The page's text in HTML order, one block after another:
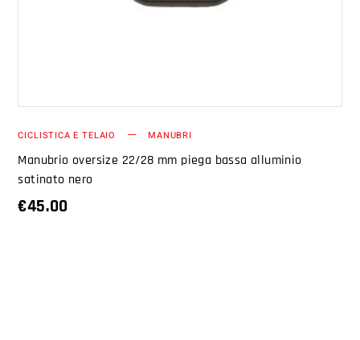
CICLISTICA E TELAIO MANUBRI
Manubrio oversize 22/28 mm piega bassa alluminio
satinato nero
€45.00